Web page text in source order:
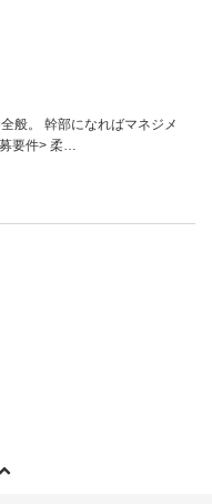
般。 幹部になればマネジメ
要件> 柔…